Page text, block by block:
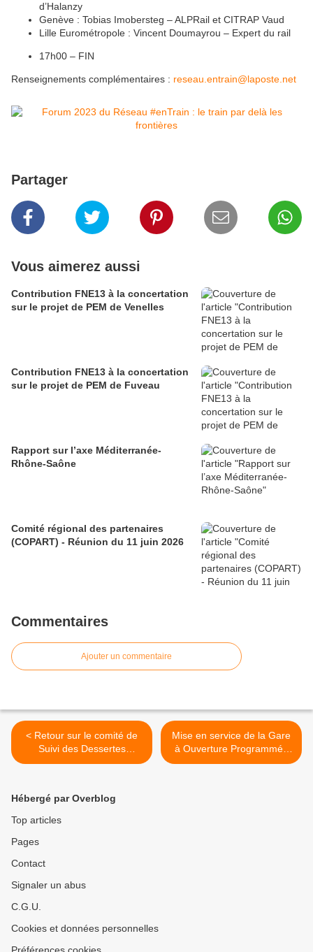
d’Halanzy
Genève : Tobias Imobersteg – ALPRail et CITRAP Vaud
Lille Eurométropole : Vincent Doumayrou – Expert du rail
17h00 – FIN
Renseignements complémentaires : reseau.entrain@laposte.net
Partager
Vous aimerez aussi
Contribution FNE13 à la concertation
sur le projet de PEM de Venelles
Contribution FNE13 à la concertation
sur le projet de PEM de Fuveau
Rapport sur l’axe Méditerranée-
Rhône-Saône
Comité régional des partenaires
(COPART) - Réunion du 11 juin 2026
Commentaires
Ajouter un commentaire
< Retour sur le comité de
Suivi des Dessertes
Ferroviaires de la ligne
Mise en service de la Gare
à Ouverture Programmée
de Pertuis >
Hébergé par Overblog
Top articles
Pages
Contact
Signaler un abus
C.G.U.
Cookies et données personnelles